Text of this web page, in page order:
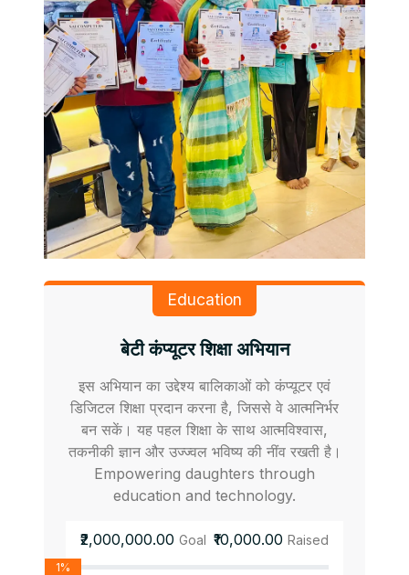
Education
बेटी कंप्यूटर शिक्षा अभियान
इस अभियान का उद्देश्य बालिकाओं को कंप्यूटर एवं
डिजिटल शिक्षा प्रदान करना है, जिससे वे आत्मनिर्भर
बन सकें। यह पहल शिक्षा के साथ आत्मविश्वास,
तकनीकी ज्ञान और उज्ज्वल भविष्य की नींव रखती है।
Empowering daughters through
education and technology.
₹2,000,000.00 Goal ₹10,000.00 Raised
1%